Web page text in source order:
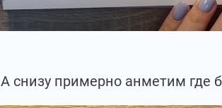
А снизу примерно анметим где